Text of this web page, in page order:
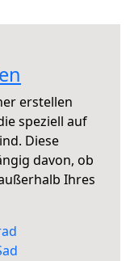
erstellen
speziell auf
Diese
davon, ob
Ihres